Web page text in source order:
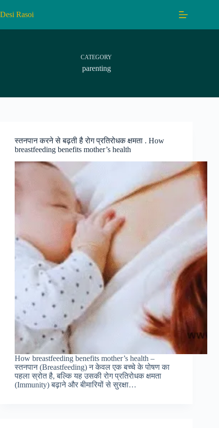
to
Desi Rasoi
CATEGORY
parenting
स्तनपान करने से बढ़ती है रोग प्रतिरोधक क्षमता . How
breastfeeding benefits mother’s health
How breastfeeding benefits mother’s health –
स्तनपान (Breastfeeding) न केवल एक बच्चे के पोषण का
पहला स्रोत है, बल्कि यह उसकी रोग प्रतिरोधक क्षमता
(Immunity) बढ़ाने और बीमारियों से सुरक्षा…